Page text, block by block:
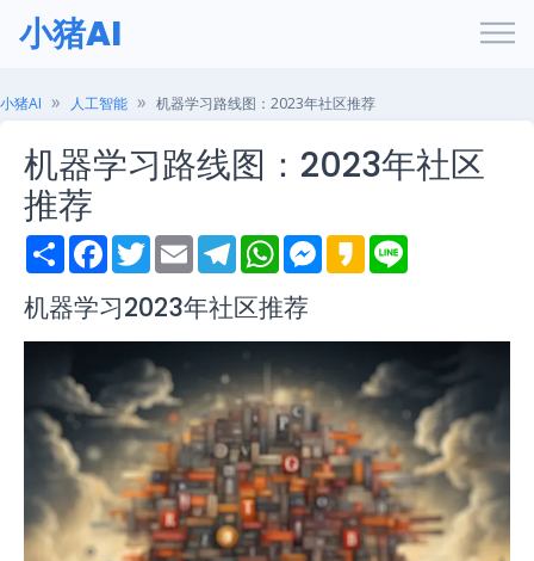
小猪AI
小猪AI 人工智能 机器学习路线图：2023年社区推荐
机器学习路线图：2023年社区
推荐
S
h
r
e
F
a
e
b
o
T
w
t
t
e
r
E
m
i
l
T
e
e
g
r
m
W
h
t
s
A
p
M
e
n
e
r
K
a
机器学习2023年社区推荐